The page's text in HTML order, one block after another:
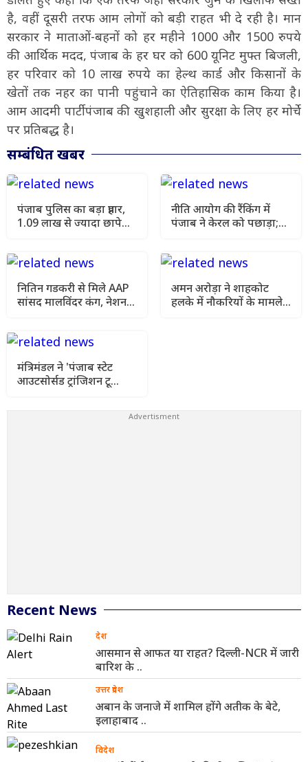
है, वहीं दूसरी तरफ आम लोगों को बड़ी राहत भी दे रही है। मान
सरकार ने माताओं-बहनों को हर महीने 1000 और 1500 रुपये
की आर्थिक मदद, पंजाब के हर घर को 600 यूनिट मुफ्त बिजली,
हर परिवार को 10 लाख रुपये का हेल्थ कार्ड और किसानों के
खेतों तक नहर का पानी पहुंचाने का ऐतिहासिक काम किया है।
आम आदमी पार्टी पंजाब की खुशहाली और सुरक्षा के लिए हर मोर्चे
पर प्रतिबद्ध है।
सम्बंधित खबर
पंजाब पुलिस का बड़ा प्रहार,
1.09 लाख से ज्यादा छापे
नीति आयोग की रैंकिंग में
पंजाब ने केरल को पछाड़ा;
पेश किया
नितिन गडकरी से मिले AAP
सांसद मालविंदर कंग, नेशनल
अमन अरोड़ा ने शाहकोट
हलके में नौकरियों के मामले
मंत्रिमंडल ने 'पंजाब स्टेट
आउटसोर्सड ट्रांजिशन टू
Recent News
देश
आसमान से आफत या राहत? दिल्ली-NCR में जारी
बारिश के ..
उत्तर प्रदेश
अबान के जनाजे में शामिल होंगे अतीक के बेटे,
इलाहाबाद ..
विदेश